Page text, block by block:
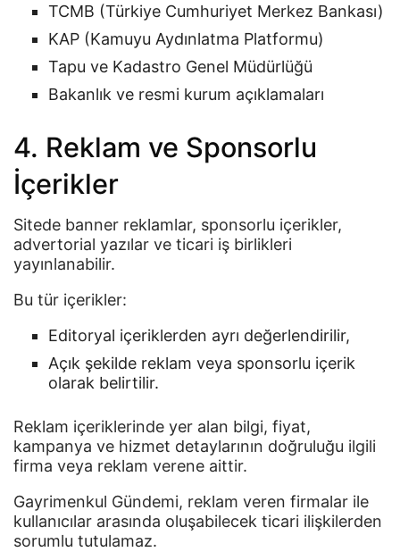
TCMB (Türkiye Cumhuriyet Merkez Bankası)
KAP (Kamuyu Aydınlatma Platformu)
Tapu ve Kadastro Genel Müdürlüğü
Bakanlık ve resmi kurum açıklamaları
4. Reklam ve Sponsorlu
İçerikler
Sitede banner reklamlar, sponsorlu içerikler,
advertorial yazılar ve ticari iş birlikleri
yayınlanabilir.
Bu tür içerikler:
Editoryal içeriklerden ayrı değerlendirilir,
Açık şekilde reklam veya sponsorlu içerik
olarak belirtilir.
Reklam içeriklerinde yer alan bilgi, fiyat,
kampanya ve hizmet detaylarının doğruluğu ilgili
firma veya reklam verene aittir.
Gayrimenkul Gündemi, reklam veren firmalar ile
kullanıcılar arasında oluşabilecek ticari ilişkilerden
sorumlu tutulamaz.